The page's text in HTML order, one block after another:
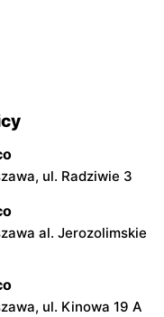
ul. Radziwie 3
al. Jerozolimskie
ul. Kinowa 19 A